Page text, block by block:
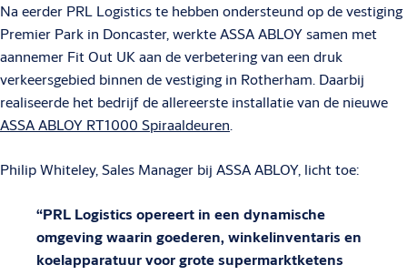
Na eerder PRL Logistics te hebben ondersteund op de vestiging
Premier Park in Doncaster, werkte ASSA ABLOY samen met
aannemer Fit Out UK aan de verbetering van een druk
verkeersgebied binnen de vestiging in Rotherham. Daarbij
realiseerde het bedrijf de allereerste installatie van de nieuwe
ASSA ABLOY RT1000 Spiraaldeuren.
Philip Whiteley, Sales Manager bij ASSA ABLOY, licht toe:
“PRL Logistics opereert in een dynamische
omgeving waarin goederen, winkelinventaris en
koelapparatuur voor grote supermarktketens